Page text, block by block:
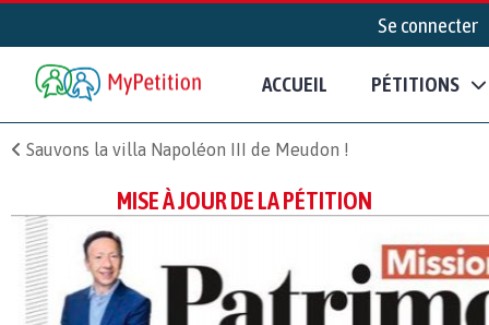
Se connecter
ACCUEIL PÉTITIONS
Sauvons la villa Napoléon III de Meudon !
MISE À JOUR DE LA PÉTITION